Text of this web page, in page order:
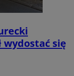
wydostać się